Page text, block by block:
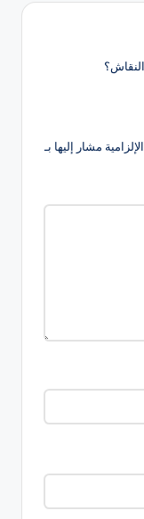
النقاش؟
مشار إليها بـ